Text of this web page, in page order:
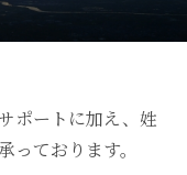
ポートに加え、姓
ております。